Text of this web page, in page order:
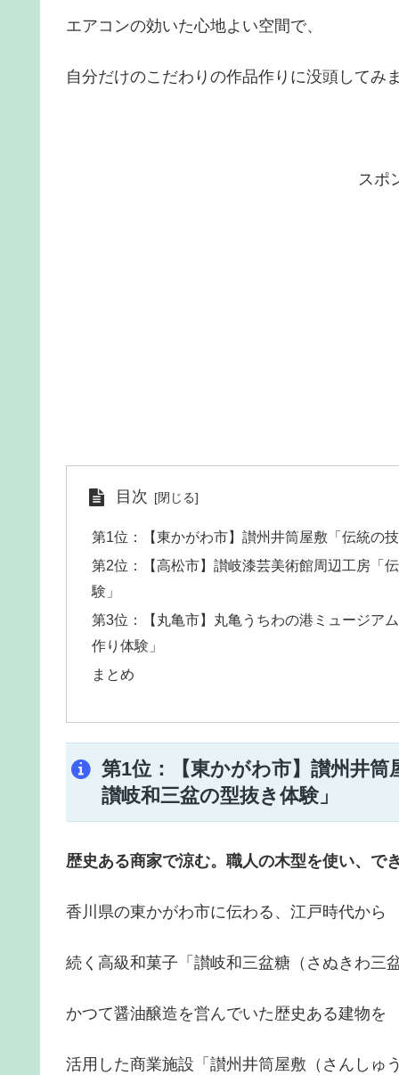
エアコンの効いた心地よい空間で、
自分だけのこだわりの作品作りに没頭してみ
スポ
目次
第1位：【東かがわ市】讃州井筒屋敷「伝統の
第2位：【高松市】讃岐漆芸美術館周辺工房「
験」
第3位：【丸亀市】丸亀うちわの港ミュージア
作り体験」
まとめ
第1位：【東かがわ市】讃州井
讃岐和三盆の型抜き体験」
歴史ある商家で涼む。職人の木型を使い、で
香川県の東かがわ市に伝わる、江戸時代から
続く高級和菓子「讃岐和三盆糖（さぬきわ三盆
かつて醤油醸造を営んでいた歴史ある建物を
活用した商業施設「讃州井筒屋敷（さんしゅう